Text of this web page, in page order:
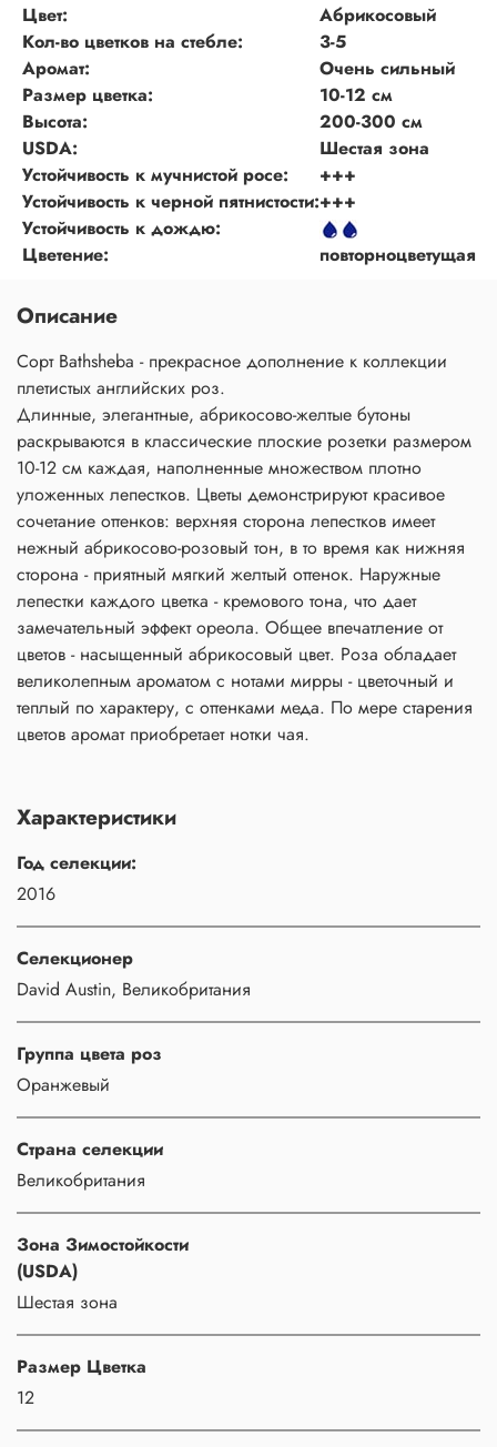
Цвет:
Абрикосовый
Кол-во цветков на стебле:
3-5
Аромат:
Очень сильный
Размер цветка:
10-12 см
Высота:
200-300 см
USDA:
Шестая зона
Устойчивость к мучнистой росе:
+++
Устойчивость к черной пятнистости:+++
Устойчивость к дождю:
Цветение:
повторноцветущая
Описание
Сорт Bathsheba - прекрасное дополнение к коллекции
плетистых английских роз.
Длинные, элегантные, абрикосово-желтые бутоны
раскрываются в классические плоские розетки размером
10-12 см каждая, наполненные множеством плотно
уложенных лепестков. Цветы демонстрируют красивое
сочетание оттенков: верхняя сторона лепестков имеет
нежный абрикосово-розовый тон, в то время как нижняя
сторона - приятный мягкий желтый оттенок. Наружные
лепестки каждого цветка - кремового тона, что дает
замечательный эффект ореола. Общее впечатление от
цветов - насыщенный абрикосовый цвет. Роза обладает
великолепным ароматом с нотами мирры - цветочный и
теплый по характеру, с оттенками меда. По мере старения
цветов аромат приобретает нотки чая.
Характеристики
Год селекции:
2016
Селекционер
David Austin, Великобритания
Группа цвета роз
Оранжевый
Страна селекции
Великобритания
Зона Зимостойкости
(USDA)
Шестая зона
Размер Цветка
12